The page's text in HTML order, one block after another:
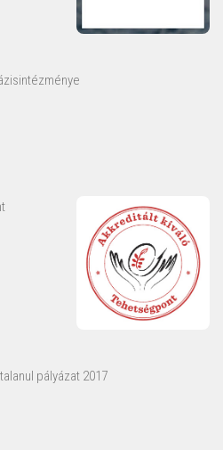
pályázat 2017